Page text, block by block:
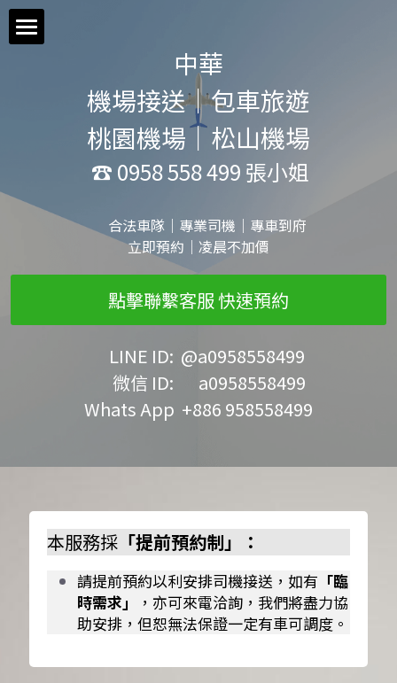
桃園機場價目表
松山機場價目表
包車旅遊價目表
送機&接機預約單
中華
機場接送｜包車旅遊
桃園機場｜松山機場
☎ 0958 558 499 張小姐
     合法車隊｜專業司機｜專車到府
立即預約｜凌晨不加價
點擊聯繫客服 快速預約
     LINE ID:  @a0958558499
      微信 ID:       a0958558499
Whats App  +886 958558499
本服務採 「提前預約制」：
請提前預約以利安排司機接送，如有 「臨
時需求」
，亦可來電洽詢，我們將盡力協
助安排，但恕無法保證一定有車可調度。
所有商品分類